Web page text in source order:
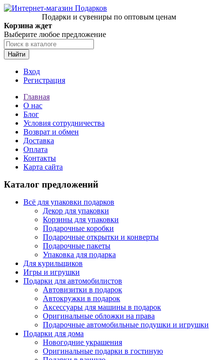
Подарки и сувениры по оптовым ценам
Корзина ждет
Выберите любое предложение
Найти
Вход
Регистрация
Главная
О нас
Блог
Условия сотрудничества
Возврат и обмен
Доставка
Оплата
Контакты
Карта сайта
Каталог предложений
Всё для упаковки подарков
Декор для упаковки
Корзины для упаковки
Подарочные коробки
Подарочные открытки и конверты
Подарочные пакеты
Упаковка для подарка
Для курильщиков
Игры и игрушки
Подарки для автомобилистов
Автовизитки в подарок
Автокружки в подарок
Аксессуары для машины в подарок
Оригинальные обложки на права
Подарочные автомобильные подушки и игрушки
Подарки для дома
Новогодние украшения
Оригинальные подарки в гостиную